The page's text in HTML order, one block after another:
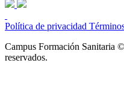
Política de privacidad
Campus Formación Sanitaria
reservados.